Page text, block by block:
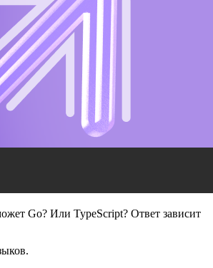
Go? Или TypeScript? Ответ зависит